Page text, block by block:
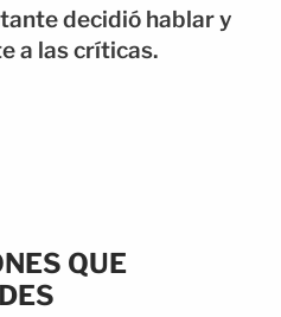
decidió hablar y
a las críticas.
QUE